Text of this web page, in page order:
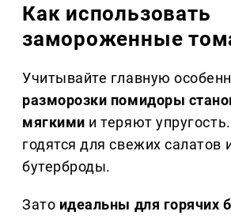
Как использовать
замороженные
Учитывайте главную
разморозки помидоры
мягкими и теряют
годятся для свежих салатов
бутерброды.
Зато идеальны для горячих